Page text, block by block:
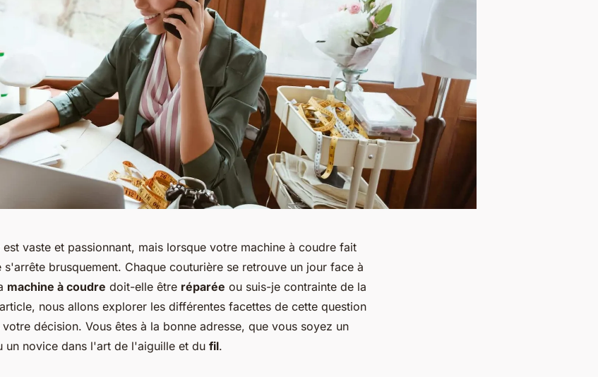
vaste et passionnant, mais lorsque votre machine à coudre fait
s'arrête brusquement. Chaque couturière se retrouve un jour face à
machine à coudre doit-elle être réparée ou suis-je contrainte de la
nous allons explorer les différentes facettes de cette question
décision. Vous êtes à la bonne adresse, que vous soyez un
un novice dans l'art de l'aiguille et du fil.